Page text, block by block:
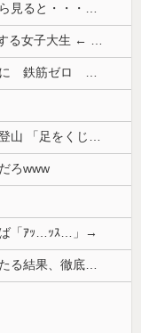
【圧巻映像】「ロケット打ち上げを宇宙から見ると・・・」の動画が衝撃的
【ハメ撮り】 浮気セ○クス中に彼氏に電話する女子大生 ← これを現実にやる子が現れる…
【悲報】中国、橋の欄干が強風一発で粉々に 鉄筋ゼロ 当局「接着剤でくっつけただけ」「正常で、品質問題はない」
ドイツ人男性がランニングシューズで富士登山 「足をくじいて動けない」
ろwww
ば「ｱｯ…ｯｽ…」→
韓国人「安貞桓が韓国代表に激怒！『惨憺たる結果、徹底的な刷新が必要だ』と監督や協会を痛烈批判」